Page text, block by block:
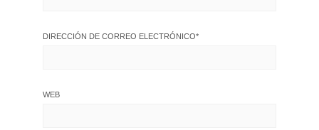
DIRECCIÓN DE CORREO ELECTRÓNICO*
WEB